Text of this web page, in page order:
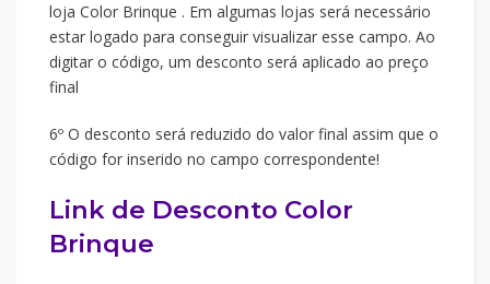
loja Color Brinque . Em algumas lojas será necessário
estar logado para conseguir visualizar esse campo. Ao
digitar o código, um desconto será aplicado ao preço
final
6º O desconto será reduzido do valor final assim que o
código for inserido no campo correspondente!
Link de Desconto Color
Brinque